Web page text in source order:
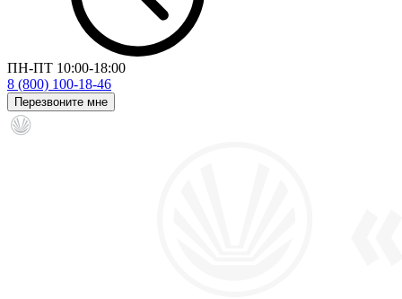
ПН-ПТ 10:00-18:00
8 (800) 100-18-46
Перезвоните мне